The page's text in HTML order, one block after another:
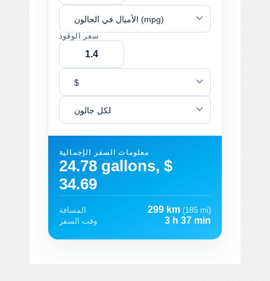
الأميال في الجالون (mpg)
سعر الوقود
$
لكل جالون
معلومات السفر الإجمالية
24.78 gallons, $
34.69
المسافة 299 km (185 mi)
وقت السفر
3 h 37 min